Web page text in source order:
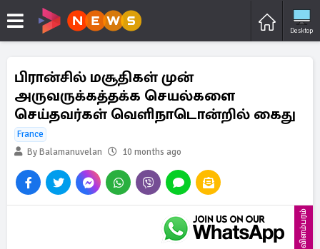
Desktop
பிரான்சில் மசூதிகள் முன்
அருவருக்கத்தக்க செயல்களை
செய்தவர்கள் வெளிநாடொன்றில் கைது
France
By Balamanuvelan
10 months ago
விளம்பரம்